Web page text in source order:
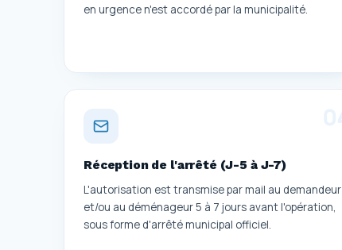
en urgence n'est accordé par la municipalité.
Réception de l'arrêté (J-5 à J-7)
L'autorisation est transmise par mail au demandeur
et/ou au déménageur 5 à 7 jours avant l'opération,
sous forme d'arrêté municipal officiel.